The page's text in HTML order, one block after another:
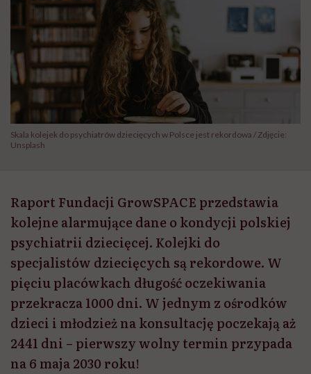
Skala kolejek do psychiatrów dziecięcych w Polsce jest rekordowa / Zdjęcie:
Unsplash
Raport Fundacji GrowSPACE przedstawia
kolejne alarmujące dane o kondycji polskiej
psychiatrii dziecięcej. Kolejki do
specjalistów dziecięcych są rekordowe. W
pięciu placówkach długość oczekiwania
przekracza 1000 dni. W jednym z ośrodków
dzieci i młodzież na konsultację poczekają aż
2441 dni – pierwszy wolny termin przypada
na 6 maja 2030 roku!